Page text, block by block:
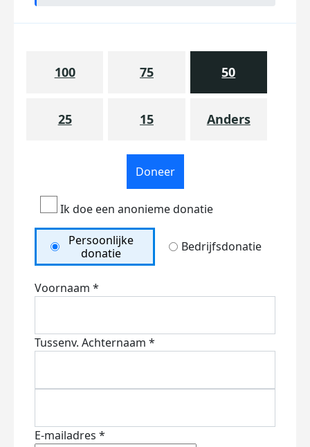
100 75 50
25 15 Anders
Doneer
Ik doe een anonieme donatie
Persoonlijke
donatie
Bedrijfsdonatie
Voornaam *
Tussenv. Achternaam *
E-mailadres *